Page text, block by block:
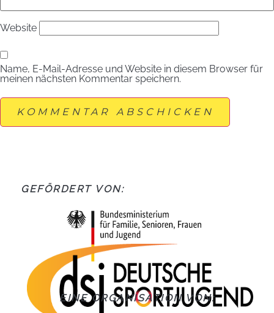
Website
Name, E-Mail-Adresse und Website in diesem Browser für
meinen nächsten Kommentar speichern.
GEFÖRDERT VON:
EINE ORGANISATION VON: